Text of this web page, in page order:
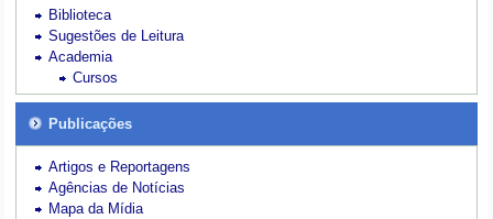
Biblioteca
Sugestões de Leitura
Academia
Cursos
Publicações
Artigos e Reportagens
Agências de Notícias
Mapa da Mídia